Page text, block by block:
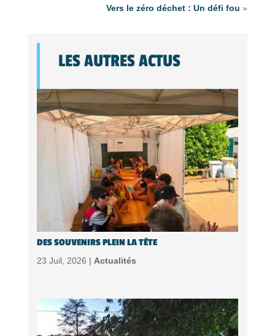
Vers le zéro déchet : Un défi fou »
LES AUTRES ACTUS
DES SOUVENIRS PLEIN LA TÊTE
23 Juil, 2026 | Actualités